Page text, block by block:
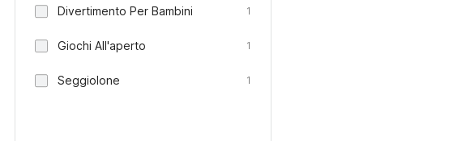
Divertimento Per Bambini 1
Giochi All'aperto 1
Seggiolone 1